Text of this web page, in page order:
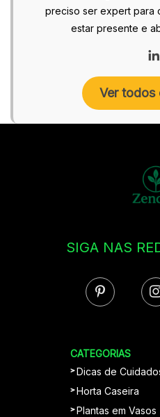
preciso ser expert para
estar presente e
Ver todos
SIGA NAS
CATEGORIAS
Dicas de
Horta Caseira
Plantas em Vasos